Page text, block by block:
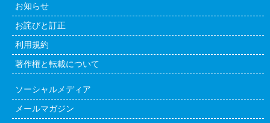
お知らせ
お詫びと訂正
利用規約
著作権と転載について
ソーシャルメディア
メールマガジン